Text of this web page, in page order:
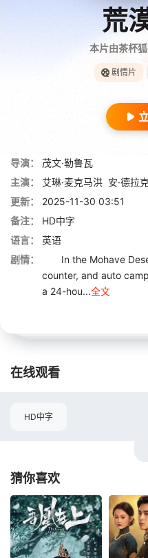
荒
本片由茶杯
剧情片
导演：
茂文·勒鲁瓦
主演：
艾琳·麦克马洪 安·德拉克
更新：
2025-11-30 03:51
备注：
HD中字
语言：
英语
剧情：
In the Mohave
counter, and auto
a 24-hou...全文
在线观看
HD中字
猜你喜欢